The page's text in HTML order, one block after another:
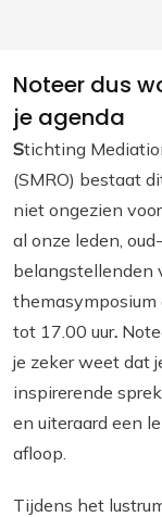
Noteer dus
je agenda
Stichting
(SMRO) bestaat
niet ongezien
al onze leden,
belangstellenden
themasymposium
tot 17.00 uur.
je zeker weet dat
inspirerende
en uiteraard een
afloop.
Tijdens het